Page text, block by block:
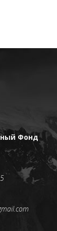
Фонд